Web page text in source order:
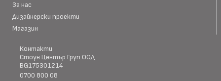
За нас
Дизайнерски проекти
Магазин
Контакти
Стоун Център Груп ООД
BG175301214
0700 800 08